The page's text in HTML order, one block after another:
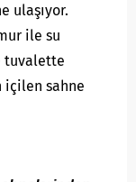
ulaşıyor.
ile su
tuvalette
içilen sahne